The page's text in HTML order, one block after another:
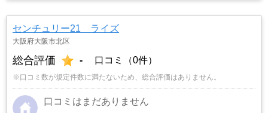
センチュリー21 ライズ
大阪府大阪市北区
総合評価 - 口コミ（0件）
※口コミ数が規定件数に満たないため、総合評価はありません。
口コミはまだありません